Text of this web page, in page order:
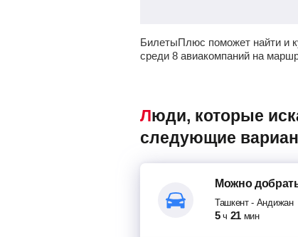
БилетыПлюс поможет найти и
среди 8 авиакомпаний на
Люди, которые искали авиабилеты Ташкент – Андижан, также смотрели
следующие
Можно
Ташкент- Андижан
5 ч 21 мин